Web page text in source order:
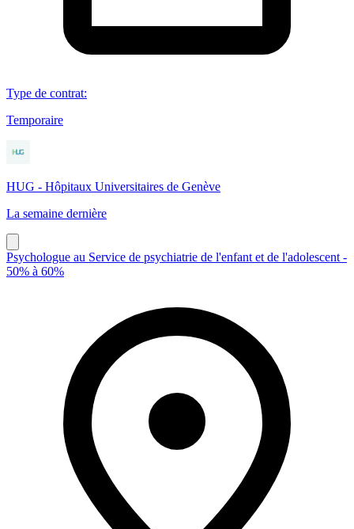
Type de contrat:
Temporaire
HUG - Hôpitaux Universitaires de Genève
La semaine dernière
Psychologue au Service de psychiatrie de l'enfant et de l'adolescent -
50% à 60%